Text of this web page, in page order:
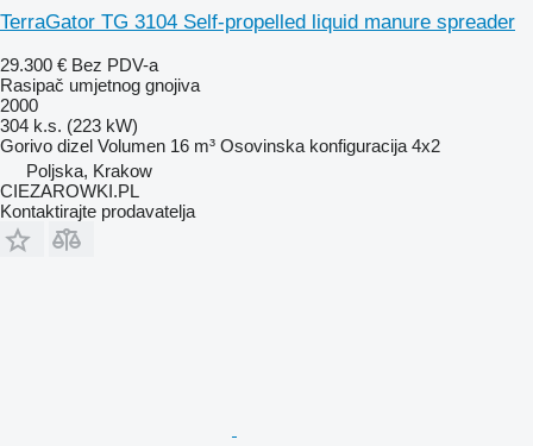
TerraGator TG 3104 Self-propelled liquid manure spreader
29.300 € Bez PDV-a
Rasipač umjetnog gnojiva
2000
304 k.s. (223 kW)
Gorivo dizel Volumen 16 m³ Osovinska konfiguracija 4x2
Poljska, Krakow
CIEZAROWKI.PL
Kontaktirajte prodavatelja